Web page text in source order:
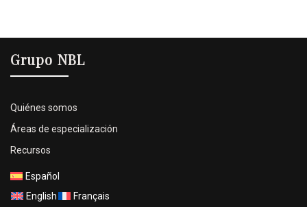
Grupo NBL
Quiénes somos
Áreas de especialización
Recursos
Español
English
Français